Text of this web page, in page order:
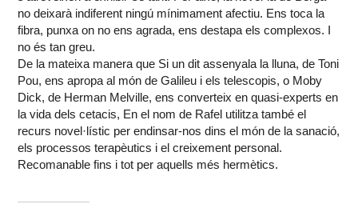
no deixarà indiferent ningú mínimament afectiu. Ens toca la
fibra, punxa on no ens agrada, ens destapa els complexos. I
no és tan greu.
De la mateixa manera que Si un dit assenyala la lluna, de Toni
Pou, ens apropa al món de Galileu i els telescopis, o Moby
Dick, de Herman Melville, ens converteix en quasi-experts en
la vida dels cetacis, En el nom de Rafel utilitza també el
recurs novel·lístic per endinsar-nos dins el món de la sanació,
els processos terapèutics i el creixement personal.
Recomanable fins i tot per aquells més hermètics.